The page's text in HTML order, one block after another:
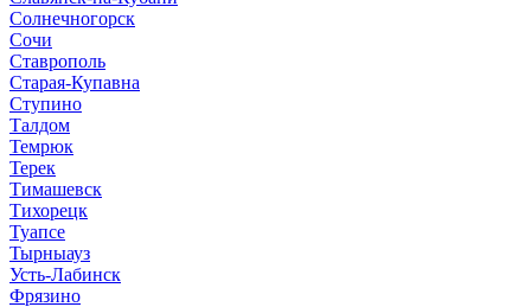
Солнечногорск
Сочи
Ставрополь
Старая-Купавна
Ступино
Талдом
Темрюк
Терек
Тимашевск
Тихорецк
Туапсе
Тырныауз
Усть-Лабинск
Фрязино